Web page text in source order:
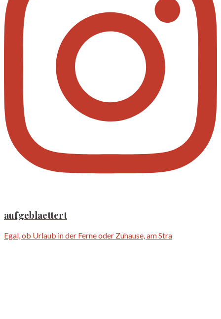
aufgeblaettert
Egal, ob Urlaub in der Ferne oder Zuhause, am Stra